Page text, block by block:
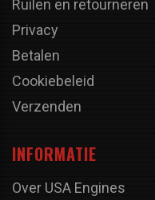
Ruilen en retourneren
Privacy
Betalen
Cookiebeleid
Verzenden
INFORMATIE
Over USA Engines